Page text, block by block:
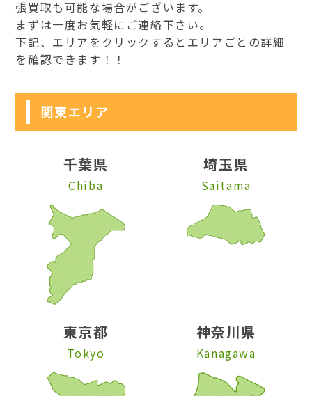
張買取も可能な場合がございます。
まずは一度お気軽にご連絡下さい。
下記、エリアをクリックするとエリアごとの詳細
を確認できます！！
関東エリア
千葉県
Chiba
埼玉県
Saitama
東京都
Tokyo
神奈川県
Kanagawa